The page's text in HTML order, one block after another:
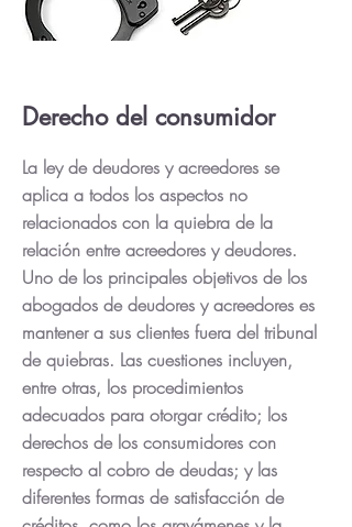
Derecho del consumidor
La ley de deudores y acreedores se
aplica a todos los aspectos no
relacionados con la quiebra de la
relación entre acreedores y deudores.
Uno de los principales objetivos de los
abogados de deudores y acreedores es
mantener a sus clientes fuera del tribunal
de quiebras. Las cuestiones incluyen,
entre otras, los procedimientos
adecuados para otorgar crédito; los
derechos de los consumidores con
respecto al cobro de deudas; y las
diferentes formas de satisfacción de